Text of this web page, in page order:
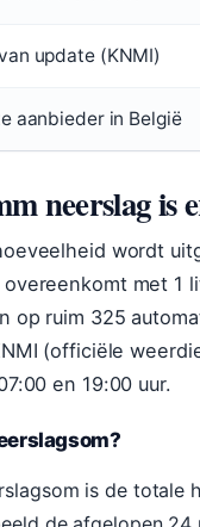
update (KNMI)
aanbieder in België
neerslag is
wordt
overeenkomt met 1
op ruim 325
(officiële
en 19:00 uur.
is de totale